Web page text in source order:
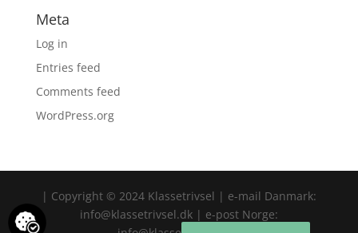
Meta
Log in
Entries feed
Comments feed
WordPress.org
| Copyright © 2024 Klassetrivsel | e-mail Danmark:
info@klassetrivsel.dk | e-post Norge: